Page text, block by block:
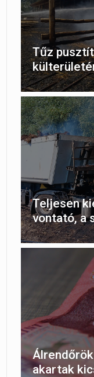
Tűz
Teljesen
vontató, a
akartak